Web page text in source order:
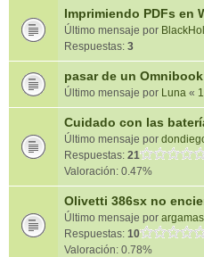
Imprimiendo PDFs en
Último mensaje por
Respuestas: 3
pasar de un
Último mensaje por Luna «
Cuidado con las
Último mensaje por
Respuestas: 21
Valoración: 0.47%
Olivetti 386sx no
Último mensaje por
Respuestas: 10
Valoración: 0.78%